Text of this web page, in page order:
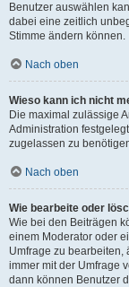
Benutzer auswählen
dabei eine zeitlich
Stimme ändern können.
Nach oben
Wieso kann ich nicht
Die maximal zulässige
Administration
zugelassen zu
Nach oben
Wie bearbeite oder
Wie bei den Beiträgen
einem Moderator oder
Umfrage zu bearbeiten,
immer mit der Umfrage
dann können Benutzer